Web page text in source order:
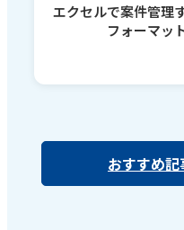
エクセルで案件管理
フォーマッ
おすすめ